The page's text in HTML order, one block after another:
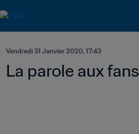
Vendredi 31 Janvier 2020, 17:43
La parole aux fans